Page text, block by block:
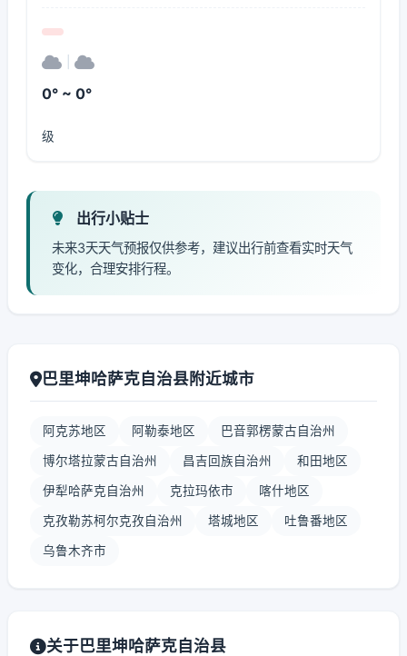
0° ~ 0°
级
出行小贴士
未来3天天气预报仅供参考，建议出行前查看实时天气
变化，合理安排行程。
巴里坤哈萨克自治县附近城市
阿克苏地区 阿勒泰地区 巴音郭楞蒙古自治州
博尔塔拉蒙古自治州 昌吉回族自治州 和田地区
伊犁哈萨克自治州 克拉玛依市 喀什地区
克孜勒苏柯尔克孜自治州 塔城地区 吐鲁番地区
乌鲁木齐市
关于巴里坤哈萨克自治县